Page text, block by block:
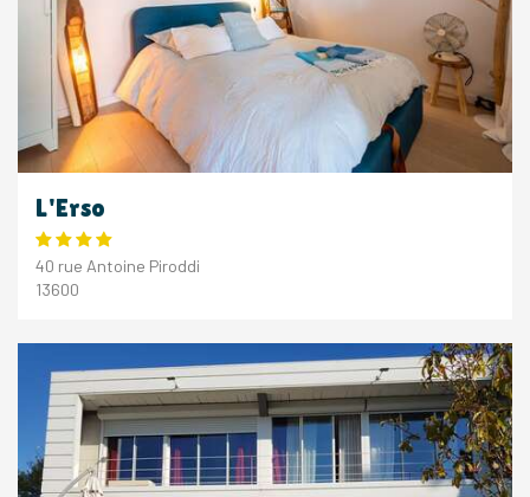
L'Erso
40 rue Antoine Piroddi
13600